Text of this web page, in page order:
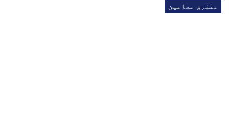
متفرق مضامین